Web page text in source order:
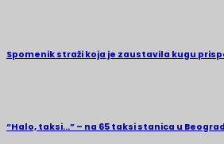
Spomenik straži koja je zaustavila kugu
“Halo, taksi…” – na 65 taksi stanica u